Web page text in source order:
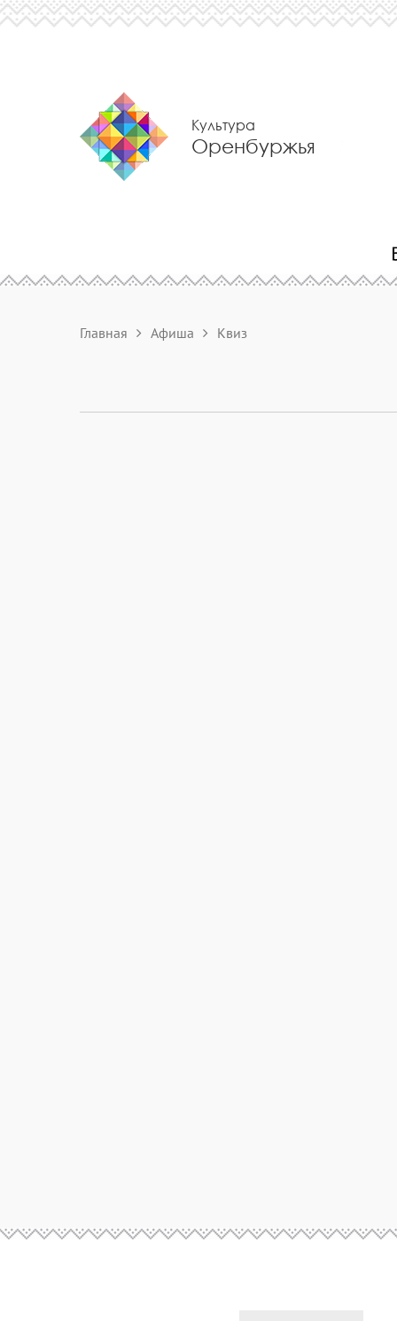
Культура
Оренбуржья
Главная Афиша Квиз